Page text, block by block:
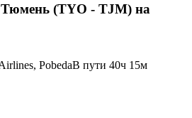
(TYO - TJM) на
PobedaВ пути 40ч 15м